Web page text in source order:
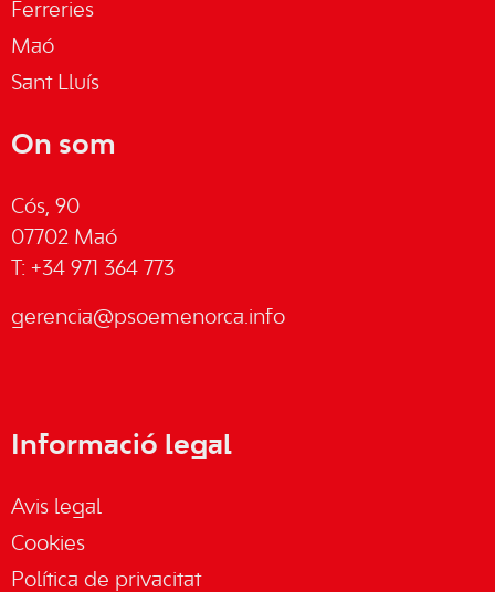
Ferreries
Maó
Sant Lluís
On som
Cós, 90
07702 Maó
T: +34 971 364 773
gerencia@psoemenorca.info
Informació legal
Avis legal
Cookies
Política de privacitat